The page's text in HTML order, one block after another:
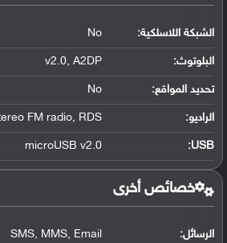
الشبكة اللاسلكية: No
البلوتوث:
v2.0, A2DP
تحديد المواقع:
No
الراديو: FM radio, RDS
USB
:
microUSB v2.0
خصائص أخرى
الرسائل: SMS, MMS, Email